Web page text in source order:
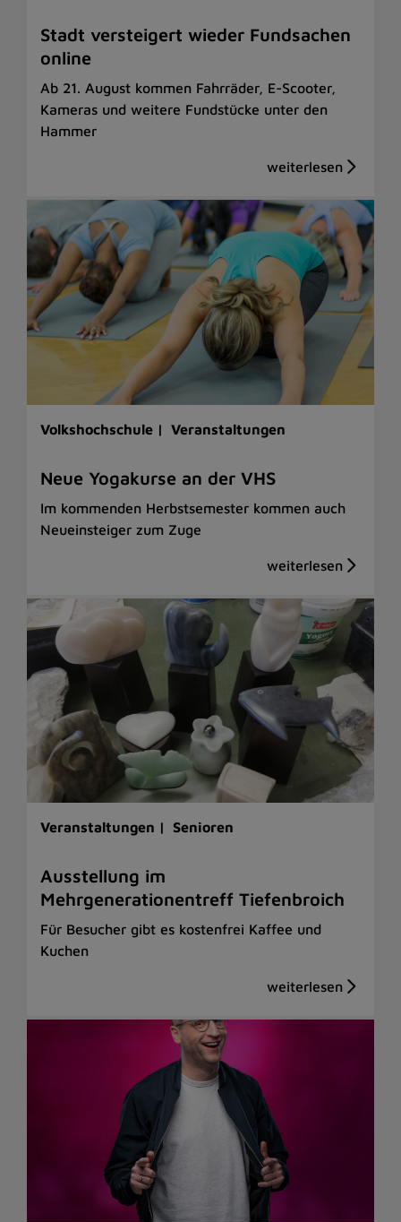
Stadt versteigert wieder Fundsachen
online
Ab 21. August kommen Fahrräder, E-Scooter,
Kameras und weitere Fundstücke unter den
Hammer
Volkshochschule | Veranstaltungen
Neue Yogakurse an der VHS
Im kommenden Herbstsemester kommen auch
Neueinsteiger zum Zuge
Veranstaltungen | Senioren
Ausstellung im
Mehrgenerationentreff Tiefenbroich
Für Besucher gibt es kostenfrei Kaffee und
Kuchen